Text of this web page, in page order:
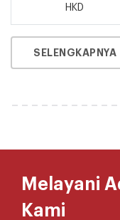
HKD
SELENGKAPNYA
Melayani
Kami